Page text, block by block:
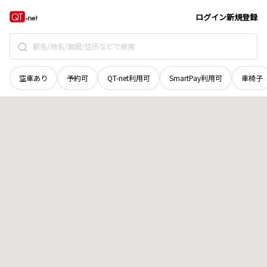
ログイン新規登録
空車あり 予約可 QT-net利用可 SmartPay利用可 車椅子
広島県